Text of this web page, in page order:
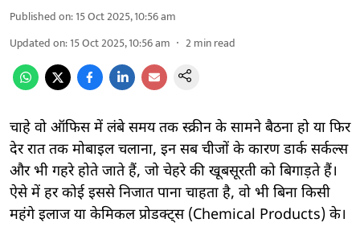
Published on:15 Oct 2025, 10:56 am
Updated on:15 Oct 2025, 10:56 am 2min read
चाहे वो ऑफिस में लंबे समय तक स्क्रीन के सामने बैठना हो या फिर
देर रात तक मोबाइल चलाना, इन सब चीजों के कारण डार्क सर्कल्स
और भी गहरे होते जाते हैं, जो चेहरे की खूबसूरती को बिगाड़ते हैं।
ऐसे में हर कोई इससे निजात पाना चाहता है, वो भी बिना किसी
महंगे इलाज या केमिकल प्रोडक्ट्स (Chemical Products) के।